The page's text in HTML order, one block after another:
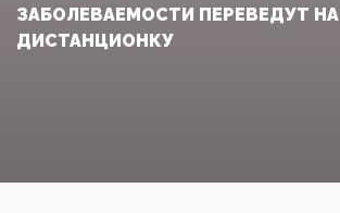
ЗАБОЛЕВАЕМОСТИ ПЕРЕВЕДУТ НА
ДИСТАНЦИОНКУ